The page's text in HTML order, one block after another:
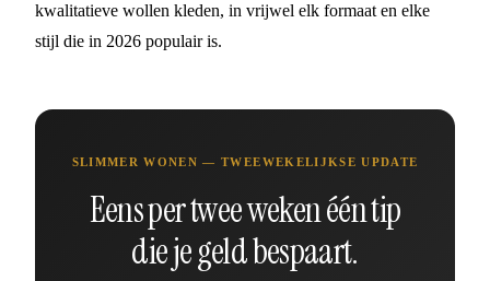
kwalitatieve wollen kleden, in vrijwel elk formaat en elke
stijl die in 2026 populair is.
SLIMMER WONEN — TWEEWEKELIJKSE UPDATE
Eens per twee weken één tip
die je geld bespaart.